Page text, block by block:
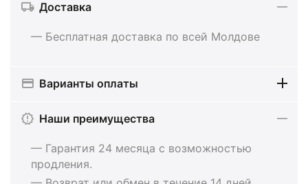
Доставка
— Бесплатная доставка по всей Молдове
Варианты оплаты
Наши преимущества
— Гарантия 24 месяца с возможностью
продления.